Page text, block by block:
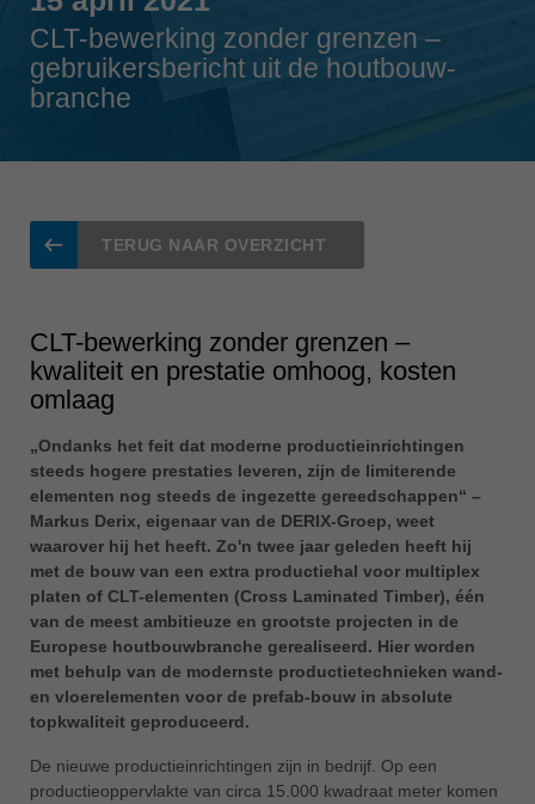
Singapore
english
Slovenija
Taiwan
english
USA
english
tiếng việt
中国
中文
ประเทศไทย
ไทย
Україна
yкраїнська
CLT-bewerking zonder grenzen –
gebruikersbericht uit de houtbouw-
branche
TERUG NAAR OVERZICHT
CLT-bewerking zonder grenzen –
kwaliteit en prestatie omhoog, kosten
omlaag
„Ondanks het feit dat moderne productieinrichtingen
steeds hogere prestaties leveren, zijn de limiterende
elementen nog steeds de ingezette gereedschappen“ –
Markus Derix, eigenaar van de DERIX-Groep, weet
waarover hij het heeft. Zo'n twee jaar geleden heeft hij
met de bouw van een extra productiehal voor multiplex
platen of CLT-elementen (Cross Laminated Timber), één
van de meest ambitieuze en grootste projecten in de
Europese houtbouwbranche gerealiseerd. Hier worden
met behulp van de modernste productietechnieken wand-
en vloerelementen voor de prefab-bouw in absolute
topkwaliteit geproduceerd.
De nieuwe productieinrichtingen zijn in bedrijf. Op een
productieoppervlakte van circa 15.000 kwadraat meter komen